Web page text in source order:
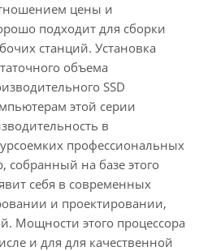
цены и
подходит для сборки
станций. Установка
объема
SSD
этой серии
в
профессиональных
на базе этого
себя в современных
и проектировании,
Мощности этого процессора
и для для качественной